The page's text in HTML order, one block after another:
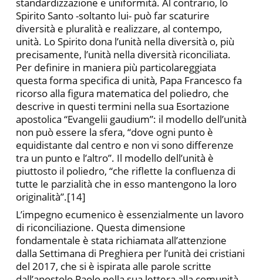
Spirito Santo -soltanto lui- può far scaturire
diversità e pluralità e realizzare, al contempo,
unità. Lo Spirito dona l’unità nella diversità o, più
precisamente, l’unità nella diversità riconciliata.
Per definire in maniera più particolareggiata
questa forma specifica di unità, Papa Francesco fa
ricorso alla figura matematica del poliedro, che
descrive in questi termini nella sua Esortazione
apostolica “Evangelii gaudium”: il modello dell’unità
non può essere la sfera, “dove ogni punto è
equidistante dal centro e non vi sono differenze
tra un punto e l’altro”. Il modello dell’unità è
piuttosto il poliedro, “che riflette la confluenza di
tutte le parzialità che in esso mantengono la loro
originalità”.[14]
L’impegno ecumenico è essenzialmente un lavoro
di riconciliazione. Questa dimensione
fondamentale è stata richiamata all’attenzione
dalla Settimana di Preghiera per l’unità dei cristiani
del 2017, che si è ispirata alle parole scritte